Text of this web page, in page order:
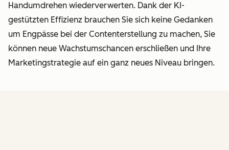
Handumdrehen wiederverwerten. Dank der KI-
gestützten Effizienz brauchen Sie sich keine Gedanken
um Engpässe bei der Contenterstellung zu machen, Sie
können neue Wachstumschancen erschließen und Ihre
Marketingstrategie auf ein ganz neues Niveau bringen.